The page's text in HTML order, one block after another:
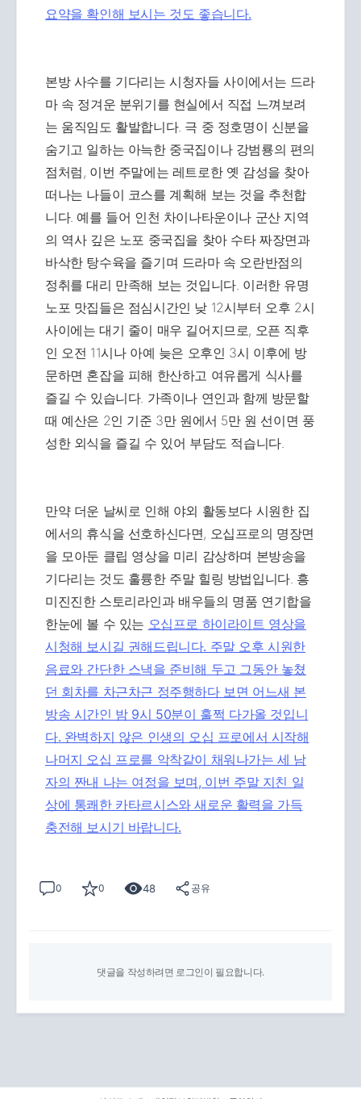
요약을 확인해 보시는 것도 좋습니다.
본방 사수를 기다리는 시청자들 사이에서는 드라
마 속 정겨운 분위기를 현실에서 직접 느껴보려
는 움직임도 활발합니다. 극 중 정호명이 신분을
숨기고 일하는 아늑한 중국집이나 강범룡의 편의
점처럼, 이번 주말에는 레트로한 옛 감성을 찾아
떠나는 나들이 코스를 계획해 보는 것을 추천합
니다. 예를 들어 인천 차이나타운이나 군산 지역
의 역사 깊은 노포 중국집을 찾아 수타 짜장면과
바삭한 탕수육을 즐기며 드라마 속 오란반점의
정취를 대리 만족해 보는 것입니다. 이러한 유명
노포 맛집들은 점심시간인 낮 12시부터 오후 2시
사이에는 대기 줄이 매우 길어지므로, 오픈 직후
인 오전 11시나 아예 늦은 오후인 3시 이후에 방
문하면 혼잡을 피해 한산하고 여유롭게 식사를
즐길 수 있습니다. 가족이나 연인과 함께 방문할
때 예산은 2인 기준 3만 원에서 5만 원 선이면 풍
성한 외식을 즐길 수 있어 부담도 적습니다.
만약 더운 날씨로 인해 야외 활동보다 시원한 집
에서의 휴식을 선호하신다면, 오십프로의 명장면
을 모아둔 클립 영상을 미리 감상하며 본방송을
기다리는 것도 훌륭한 주말 힐링 방법입니다. 흥
미진진한 스토리라인과 배우들의 명품 연기합을
한눈에 볼 수 있는 오십프로 하이라이트 영상을
시청해 보시길 권해드립니다. 주말 오후 시원한
음료와 간단한 스낵을 준비해 두고 그동안 놓쳤
던 회차를 차근차근 정주행하다 보면 어느새 본
방송 시간인 밤 9시 50분이 훌쩍 다가올 것입니
다. 완벽하지 않은 인생의 오십 프로에서 시작해
나머지 오십 프로를 악착같이 채워나가는 세 남
자의 짠내 나는 여정을 보며, 이번 주말 지친 일
상에 통쾌한 카타르시스와 새로운 활력을 가득
충전해 보시기 바랍니다.
0 0 48 공유
댓글을 작성하려면 로그인이 필요합니다.